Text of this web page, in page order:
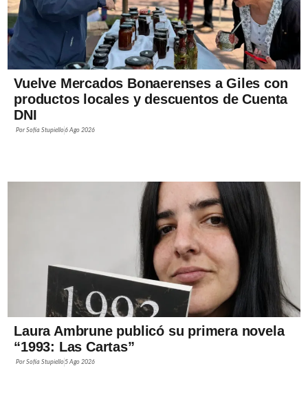
Vuelve Mercados Bonaerenses a Giles con
productos locales y descuentos de Cuenta
DNI
PorSofía Stupiello6 Ago 2026
Laura Ambrune publicó su primera novela
“1993: Las Cartas”
PorSofía Stupiello5 Ago 2026